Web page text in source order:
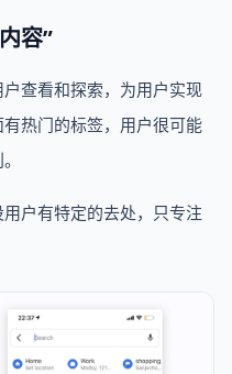
容”
查看和探索，为用户实现
热门的标签，用户很可能
户有特定的去处，只专注